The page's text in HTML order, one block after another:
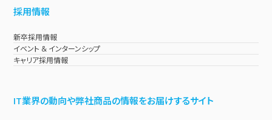
採用情報
新卒採用情報
イベント & インターンシップ
キャリア採用情報
IT業界の動向や弊社商品の情報をお届けするサイト